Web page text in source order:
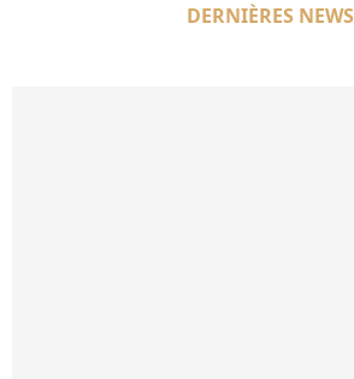
DERNIÈRES NEWS